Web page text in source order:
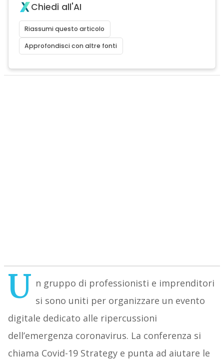
Chiedi all'AI
Riassumi questo articolo
Approfondisci con altre fonti
U n gruppo di professionisti e imprenditori
si sono uniti per organizzare un evento
digitale dedicato alle ripercussioni
dell’emergenza coronavirus. La conferenza si
chiama Covid-19 Strategy e punta ad aiutare le